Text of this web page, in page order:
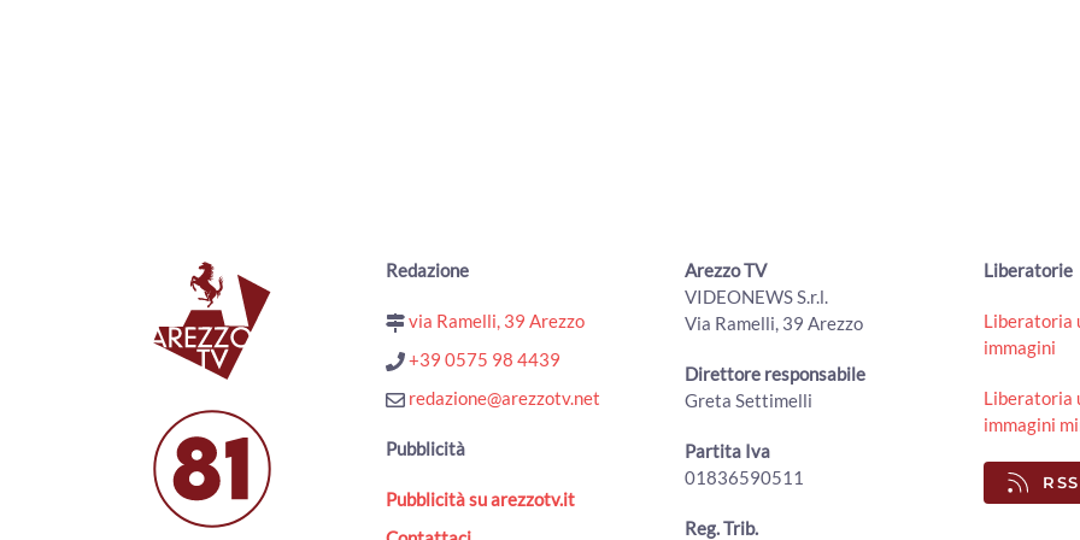
Redazione
via Ramelli, 39 Arezzo
+39 0575 98 4439
redazione@arezzotv.net
Pubblicità
Pubblicità su arezzotv.it
Arezzo TV
VIDEONEWS S.r.l.
Via Ramelli, 39 Arezzo
Direttore responsabile
Greta Settimelli
Partita Iva
01836590511
Reg. Trib.
Liberatorie
Liberatoria
immagini
Liberatoria
immagini